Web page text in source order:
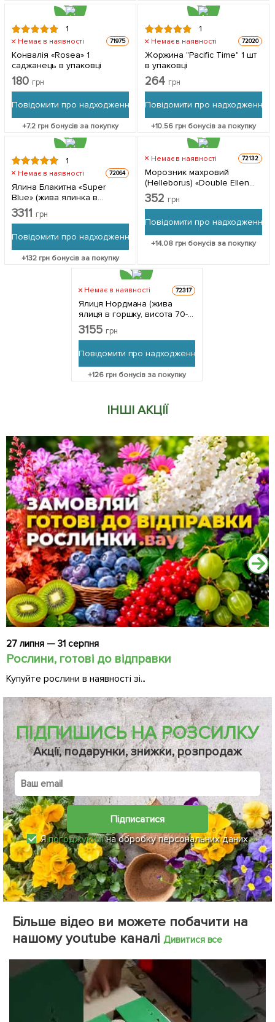
1
Немає в наявності 71975
Конвалія «Rosea» 1
саджанець в упаковці
180 грн
Повідомити про надходження
+7.2 грн бонусів за покупку
1
Немає в наявності 72020
Жоржина "Pacific Time" 1 шт
в упаковці
264 грн
Повідомити про надходження
+10.56 грн бонусів за покупку
1
Немає в наявності 72064
Ялина Блакитна «Super
Blue» (жива ялинка в
горщику, висота 60-80см) 1
саджанець в упаковці
3311 грн
Повідомити про надходження
+132грн бонусів за покупку
Немає в наявності 72132
Морозник махровий
(Helleborus) «Double Ellen
352 грн
Повідомити про надходження
+14.08грн бонусів за покупку
Немає в наявності 72317
Ялиця Нордмана (жива
ялиця в горшку, висота 70-
90см) 1 саджанець в
упаковці
3155 грн
Повідомити про надходження
+126грн бонусів за покупку
ІНШІ АКЦІЇ
27 липня — 31 серпня
Рослини, готові до відправки
Купуйте рослини в наявності зі...
ПІДПИШИСЬ НА РОЗСИЛКУ
Акції, подарунки, знижки, розпродаж
Підписатися
Япогоджуюсяна обробку персональних даних
Більше відео ви можете побачити на
нашому youtube каналі Дивитися все